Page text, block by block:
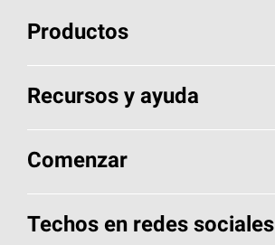
Productos
Elija sus tejas
Encuentre un contratista
Componentes para techos
Recursos y ayuda
Aspectos básicos sobre techos
Herramientas de diseño y color
Comenzar
Llame al 1-800-GET-PINK®
Techos en redes sociales